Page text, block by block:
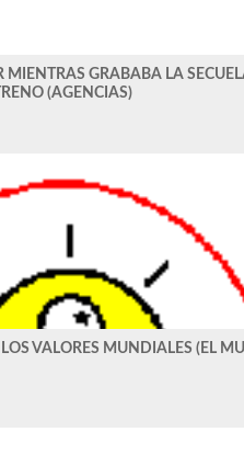
MIENTRAS GRABABA LA
(AGENCIAS)
VALORES MUNDIALES (EL